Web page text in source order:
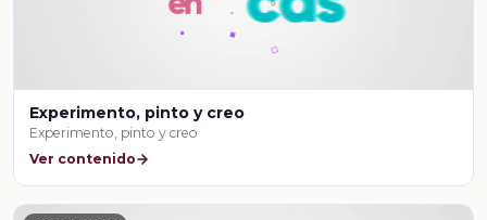
Experimento, pinto y creo
Experimento, pinto y creo
Ver contenido